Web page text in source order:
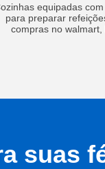
equipadas
para preparar
compras no
suas